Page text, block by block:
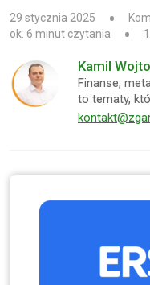
29 stycznia 2025
ok. 6 minut czytania
Kamil
Finanse,
to tematy,